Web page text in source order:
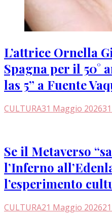
L’attrice Ornella
Spagna per il 50°
las 5” a Fuente
CULTURA31 Maggio 2026
Se il Metaverso
l’Inferno
l’esperimento
CULTURA21 Maggio 2026